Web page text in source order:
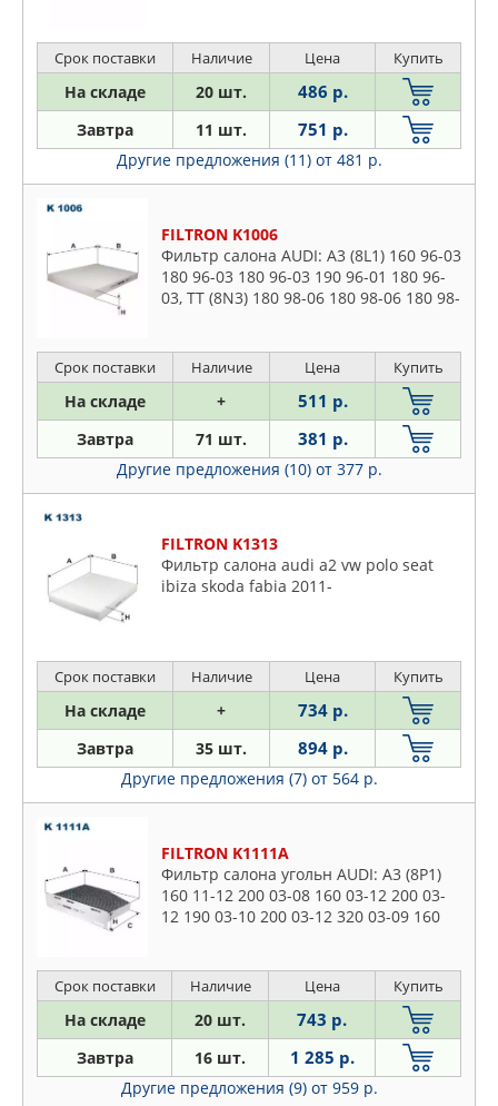
Срок поставки Наличие Цена Купить
На складе 20 шт. 486 р.
Завтра 11 шт. 751 р.
Другие предложения (11) от 481 р.
FILTRON K1006
Фильтр салона AUDI: A3 (8L1) 160 96-03
180 96-03 180 96-03 190 96-01 180 96-
03, TT (8N3) 180 98-06 180 98-06 180 98-
Срок поставки Наличие Цена Купить
На складе + 511 р.
Завтра 71 шт. 381 р.
Другие предложения (10) от 377 р.
FILTRON K1313
Фильтр салона audi a2 vw polo seat
ibiza skoda fabia 2011-
Срок поставки Наличие Цена Купить
На складе + 734 р.
Завтра 35 шт. 894 р.
Другие предложения (7) от 564 р.
FILTRON K1111A
Фильтр салона угольн AUDI: A3 (8P1)
160 11-12 200 03-08 160 03-12 200 03-
12 190 03-10 200 03-12 320 03-09 160
Срок поставки Наличие Цена Купить
На складе 20 шт. 743 р.
Завтра 16 шт. 1 285 р.
Другие предложения (9) от 959 р.